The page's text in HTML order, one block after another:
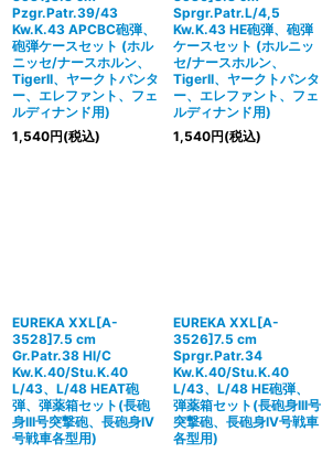
Pzgr.Patr.39/43
Kw.K.43 APCBC砲弾、
砲弾ケースセット (ホル
ニッセ/ナースホルン、
TigerII、ヤークトパンタ
ー、エレファント、フェ
ルディナンド用)
1,540円(税込)
Sprgr.Patr.L/4,5
Kw.K.43 HE砲弾、砲弾
ケースセット (ホルニッ
セ/ナースホルン、
TigerII、ヤークトパンタ
ー、エレファント、フェ
ルディナンド用)
1,540円(税込)
EUREKA XXL[A-
3528]7.5 cm
Gr.Patr.38 Hl/C
Kw.K.40/Stu.K.40
L/43、L/48 HEAT砲
弾、弾薬箱セット(長砲
身III号突撃砲、長砲身IV
号戦車各型用)
EUREKA XXL[A-
3526]7.5 cm
Sprgr.Patr.34
Kw.K.40/Stu.K.40
L/43、L/48 HE砲弾、
弾薬箱セット(長砲身III号
突撃砲、長砲身IV号戦車
各型用)